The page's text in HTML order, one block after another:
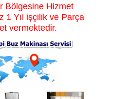
Bölgesine Hizmet
1 Yıl işçilik ve Parça
vermektedir.